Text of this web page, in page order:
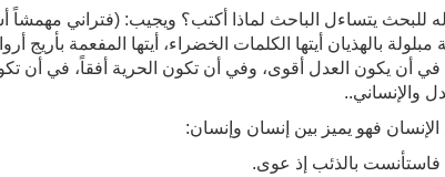
للبحث يتساءل الباحث لماذا أكتب؟ ويجيب: (فتراني مهمشاً
مبلولة بالهذيان أيتها الكلمات الخضراء، أيتها المفعمة بأريج
في أن يكون العدل أقوى، وفي أن تكون الحرية أفقاً، في أن
والإنساني..
فهو يميز بين إنسان وإنسان:
بالذئب إذ عوى.